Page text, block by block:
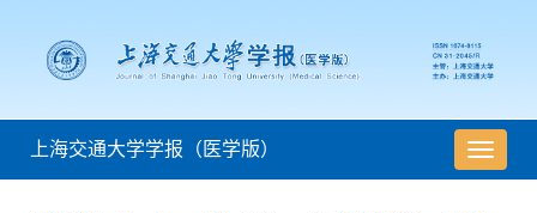
导
航
上海交通大学学报（医学版）